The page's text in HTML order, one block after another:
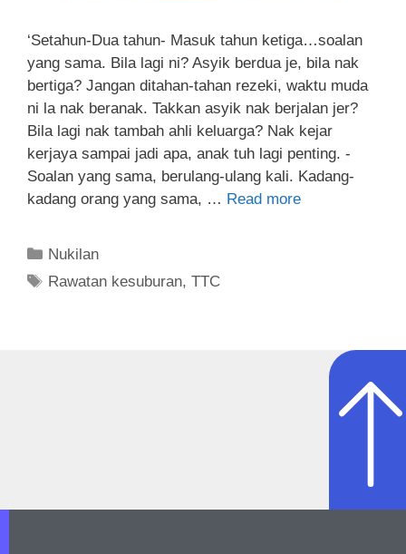
‘Setahun-Dua tahun- Masuk tahun ketiga…soalan
yang sama. Bila lagi ni? Asyik berdua je, bila nak
bertiga? Jangan ditahan-tahan rezeki, waktu muda
ni la nak beranak. Takkan asyik nak berjalan jer?
Bila lagi nak tambah ahli keluarga? Nak kejar
kerjaya sampai jadi apa, anak tuh lagi penting. -
Soalan yang sama, berulang-ulang kali. Kadang-
kadang orang yang sama, … Read more
Nukilan
Rawatan kesuburan,TTC